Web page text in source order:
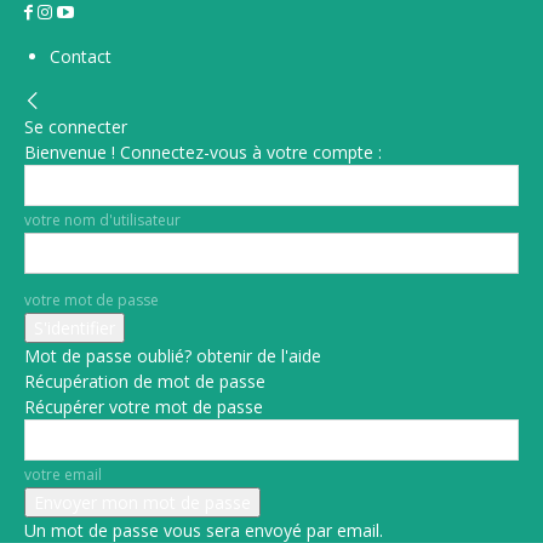
Contact
Se connecter
Bienvenue ! Connectez-vous à votre compte :
votre nom d'utilisateur
votre mot de passe
Mot de passe oublié? obtenir de l'aide
Récupération de mot de passe
Récupérer votre mot de passe
votre email
Un mot de passe vous sera envoyé par email.